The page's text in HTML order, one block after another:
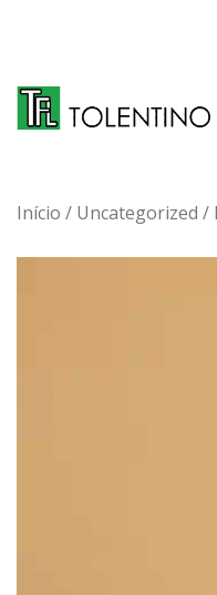
content
Início / Uncategorized /